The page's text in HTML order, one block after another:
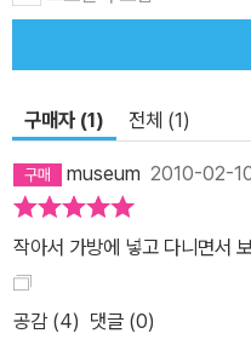
구매자 (1) 전체 (1)
museum 2010-02-
작아서 가방에 넣고 다니면서
공감 (4) 댓글 (0)